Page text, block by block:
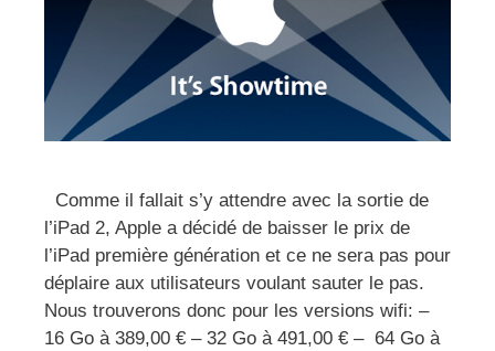
Comme il fallait s’y attendre avec la sortie de
l’iPad 2, Apple a décidé de baisser le prix de
l’iPad première génération et ce ne sera pas pour
déplaire aux utilisateurs voulant sauter le pas.
Nous trouverons donc pour les versions wifi: –
16 Go à 389,00 € – 32 Go à 491,00 € – 64 Go à